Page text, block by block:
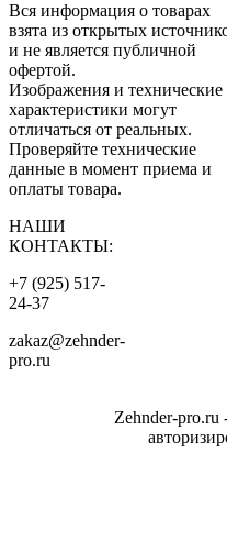
Вся информация о товарах
взята из открытых
и не является публичной
офертой.
Изображения и технические
характеристики могут
отличаться от реальных.
Проверяйте технические
данные в момент приема и
оплаты товара.
НАШИ
КОНТАКТЫ:
+7 (925) 517-
24-37
zakaz@zehnder-
pro.ru
Zehnder-